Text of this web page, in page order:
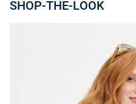
SHOP-THE-LOOK